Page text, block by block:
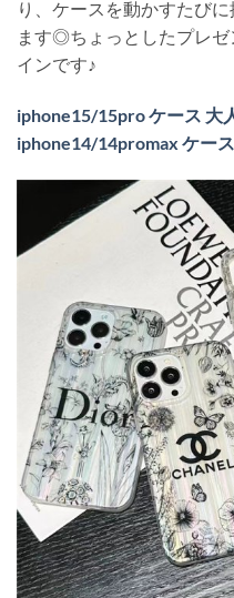
り、ケースを動かすたび
ます◎ちょっとしたプレ
インです♪
iphone15/15pro ケース 大
iphone14/14promax ケー